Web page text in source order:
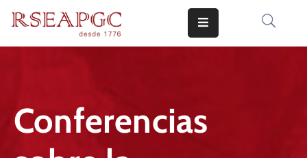
COMUNICADOS
CONOCERNOS
Conferencias